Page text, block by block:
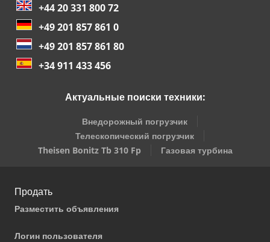
+44 20 331 800 72
+49 201 857 861 0
+49 201 857 861 80
+34 911 433 456
Актуальные поиски техники:
Внедорожный погрузчик
Телескопический погрузчик
Theisen Bonitz Tb 310 Fp
Газовая турбина
Продать
Разместить объявления
Логин пользователя